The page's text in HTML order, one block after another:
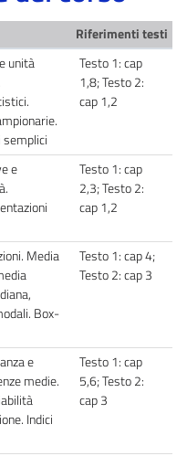
Riferimenti testi
unità
Testo 1: cap
1,8; Testo 2:
cap 1,2
e
Testo 1: cap
2,3; Testo 2:
cap 1,2
Media
Box-
Testo 1: cap 4;
Testo 2: cap 3
e
medie.
Indici
Testo 1: cap
5,6; Testo 2:
cap 3